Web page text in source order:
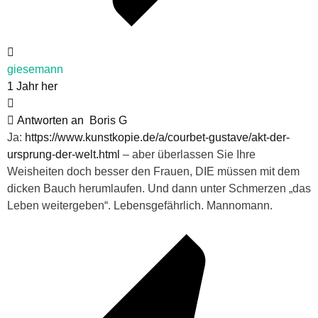
giesemann
1 Jahr her
Antworten an
Boris G
Ja: https://www.kunstkopie.de/a/courbet-gustave/akt-der-
ursprung-der-welt.html – aber überlassen Sie Ihre
Weisheiten doch besser den Frauen, DIE müssen mit dem
dicken Bauch herumlaufen. Und dann unter Schmerzen „das
Leben weitergeben“. Lebensgefährlich. Mannomann.